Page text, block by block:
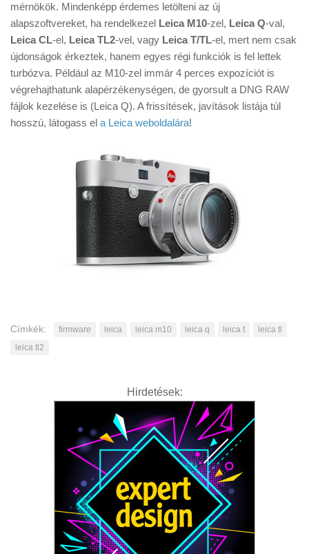
Tanácsok
Érdekességek
Helyszíni Riport
E-BB
mérnökök. Mindenképp érdemes letölteni az új
alapszoftvereket, ha rendelkezel Leica M10-zel, Leica Q-val,
Leica CL-el, Leica TL2-vel, vagy Leica T/TL-el, mert nem csak
újdonságok érkeztek, hanem egyes régi funkciók is fel lettek
turbózva. Például az M10-zel immár 4 perces expozíciót is
végrehajthatunk alapérzékenységen, de gyorsult a DNG RAW
fájlok kezelése is (Leica Q). A frissítések, javítások listája túl
hosszú, látogass el a Leica weboldalára!
Címkék: firmware leica leica m10 leica q leica t
leica tl
leica tl2
Hirdetések: